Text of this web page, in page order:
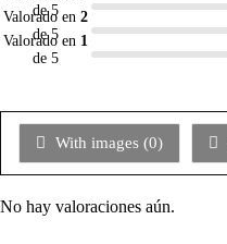
de 5
Valorado en 2
de 5
Valorado en 1
de 5
With images (0)
No hay valoraciones aún.